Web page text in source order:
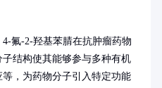
氟-2-羟基苯腈在抗肿瘤药物
结构使其能够参与多种有机
，为药物分子引入特定功能